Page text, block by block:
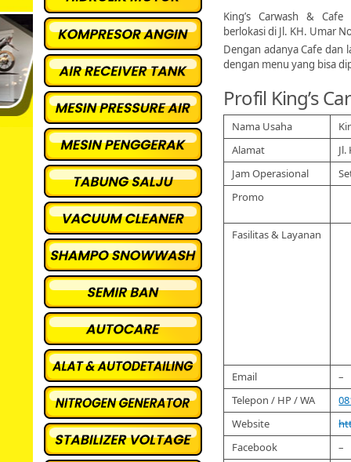
King’s Carwash &
berlokasi di Jl. KH. Umar
Dengan adanya Cafe dan
dengan menu yang bisa
Profil King’s
Nama Usaha
Alamat
Jam Operasional
Promo
Fasilitas & Layanan
Email
–
Telepon / HP / WA
Website
Facebook
–